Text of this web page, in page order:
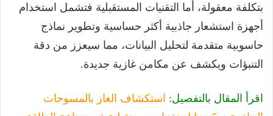
بتكلفة معقولة، أما التقنيات المستقبلية فتشمل استخدام
أجهزة استشعار جاذبية أكثر حساسية وتطوير نماذج
حاسوبية متقدمة لتحليل البيانات، مما سيعزز من دقة
التنبؤات ويكشف عن مكامن غازية جديدة.
اقرأ المقال بالتفصيل: استكشاف الغاز بالمسوحات